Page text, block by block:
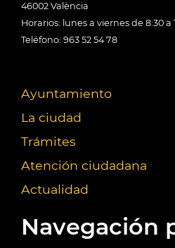
46002 València
Horarios: lunes a viernes de 8:30 a
Teléfono: 963 52 54 78
Ayuntamiento
La ciudad
Trámites
Atención ciudadana
Actualidad
Navegación